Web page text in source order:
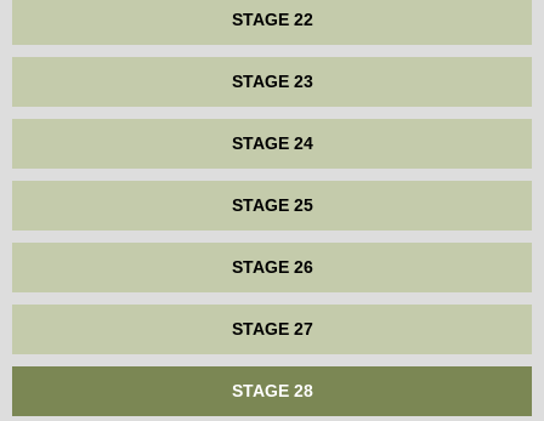
STAGE 22
STAGE 23
STAGE 24
STAGE 25
STAGE 26
STAGE 27
STAGE 28